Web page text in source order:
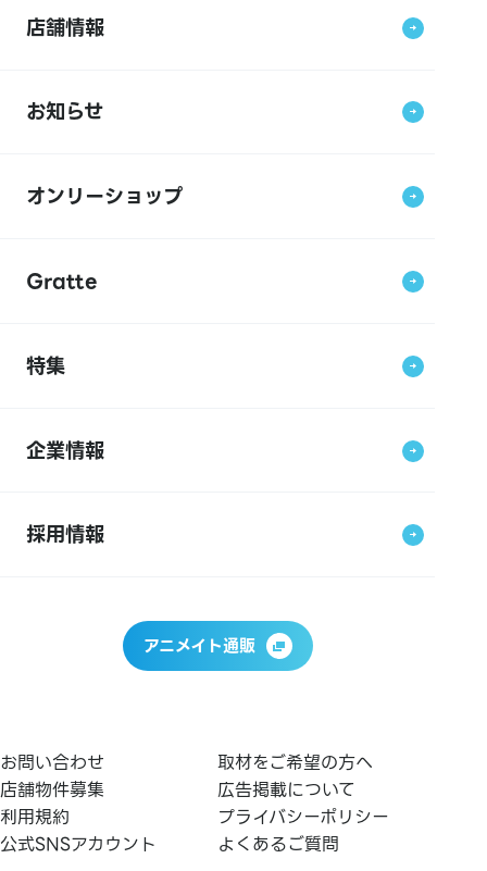
店舗情報
お知らせ
オンリーショップ
Gratte
特集
企業情報
採用情報
アニメイト通販
お問い合わせ
取材をご希望の方へ
店舗物件募集
広告掲載について
利用規約
プライバシーポリシー
公式SNSアカウント
よくあるご質問